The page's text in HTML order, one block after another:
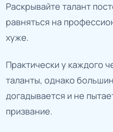
Раскрывайте талант
равняться на
хуже.
Практически у каждого
таланты, однако
догадывается и не
призвание.